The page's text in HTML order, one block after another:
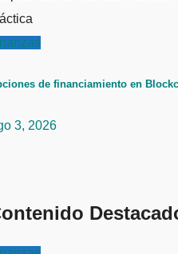
de financiamiento en
3, 2026